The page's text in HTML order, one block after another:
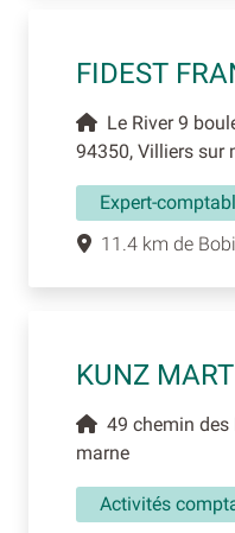
FIDEST
Le River 9
94350, Villiers sur
Expert-
11.4 km de
KUNZ
49 chemin des
marne
Activités